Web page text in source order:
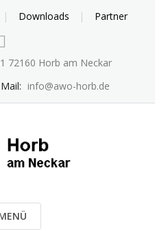
Downloads Partner
72160 Horb am Neckar
info@awo-horb.de